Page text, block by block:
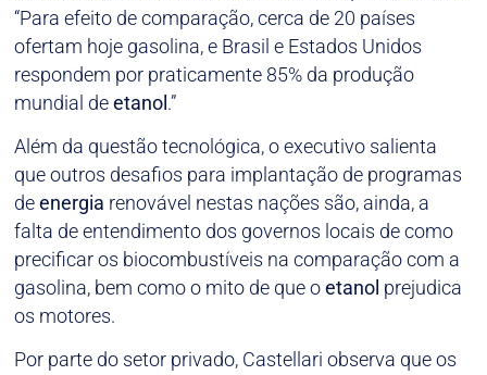
“Para efeito de comparação, cerca de 20 países
ofertam hoje gasolina, e Brasil e Estados Unidos
respondem por praticamente 85% da produção
mundial deetanol.”
Além da questão tecnológica, o executivo salienta
que outros desafios para implantação de programas
deenergia renovável nestas nações são, ainda, a
falta de entendimento dos governos locais de como
precificar os biocombustíveis na comparação com a
gasolina, bem como o mito de que oetanol prejudica
os motores.
Por parte do setor privado, Castellari observa que os